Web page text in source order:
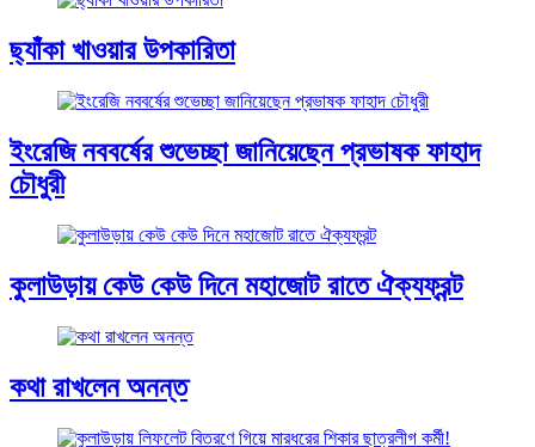
ছ্যাঁকা খাওয়ার উপকারিতা
ইংরেজি নববর্ষের শুভেচ্ছা জানিয়েছেন প্রভাষক ফাহাদ
চৌধুরী
কুলাউড়ায় কেউ কেউ দিনে মহাজোট রাতে ঐক্যফ্রন্ট
কথা রাখলেন অনন্ত